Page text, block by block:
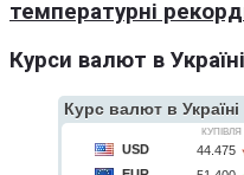
температурні
Курси валют в Україні